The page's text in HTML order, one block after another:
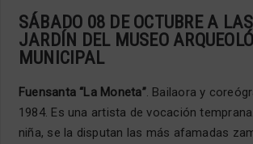
SÁBADO 08 DE OCTUBRE A
JARDÍN DEL MUSEO
MUNICIPAL
Fuensanta “La Moneta”. Bailaora y
1984. Es una artista de vocación
niña, se la disputan las más afamadas